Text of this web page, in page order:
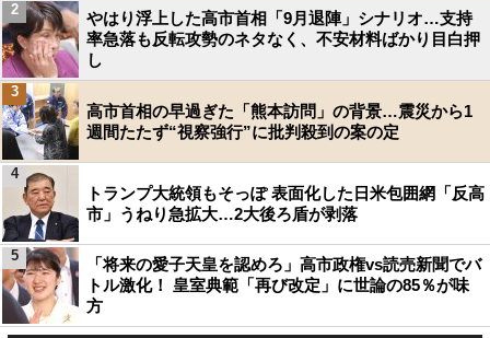
やはり浮上した高市首相「9月退陣」シナリオ…支持
率急落も反転攻勢のネタなく、不安材料ばかり目白押
し
2
高市首相の早過ぎた「熊本訪問」の背景…震災から1
週間たたず“視察強行”に批判殺到の案の定
3
トランプ大統領もそっぽ 表面化した日米包囲網「反高
市」うねり急拡大…2大後ろ盾が剥落
4
「将来の愛子天皇を認めろ」高市政権vs読売新聞でバ
トル激化！ 皇室典範「再び改定」に世論の85％が味
方
5